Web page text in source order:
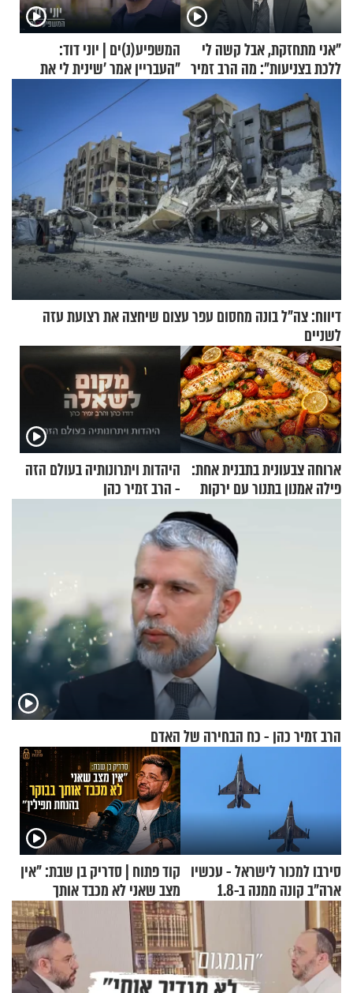
"אני מתחזקת, אבל קשה לי
ללכת בצניעות": מה הרב זמיר
כהן המליץ לה לעשות?
המשפיע(נ)ים | יוני דוד:
"העבריין אמר 'שינית לי את
החיים מהקצה אל הקצה'"
דיווח: צה"ל בונה מחסום עפר עצום שיחצה את רצועת עזה
לשניים
ארוחה צבעונית בתבנית אחת:
פילה אמנון בתנור עם ירקות
היהדות ויתרונותיה בעולם הזה
- הרב זמיר כהן
הרב זמיר כהן - כח הבחירה של האדם
סירבו למכור לישראל - עכשיו
ארה"ב קונה ממנה ב-1.8
מיליארד דולר
קוד פתוח | סדריק בן שבת: "אין
מצב שאני לא מכבד אותך
בבוקר בהנחת תפילין"